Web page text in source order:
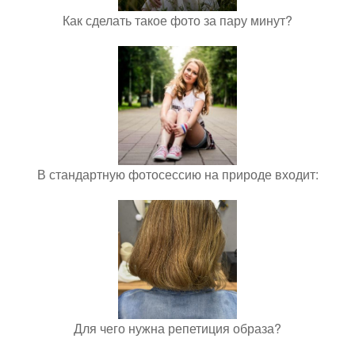
Как сделать такое фото за пару минут?
В стандартную фотосессию на природе входит:
Для чего нужна репетиция образа?